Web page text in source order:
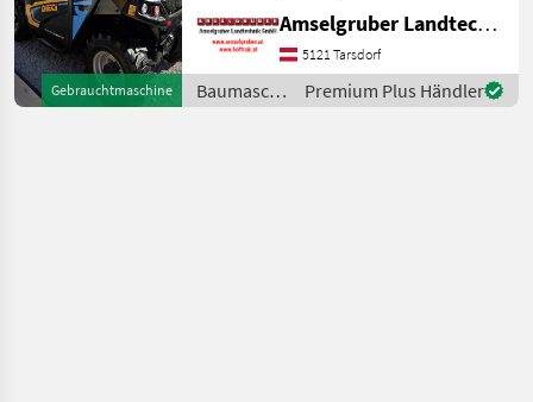
Gebrauchtmaschine
Hydrostatgetriebe, hydr.
Werkzeugverriegelung,
Heizung, Zusatzgewichte,
Steuergerät dw, Sperrdiff.
Amselgruber Landtechnik GmbH
5121 Tarsdorf
Baumaschinen
/ Dieci
Premium Plus Händler